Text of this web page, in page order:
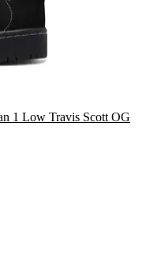
1 Low Travis Scott OG